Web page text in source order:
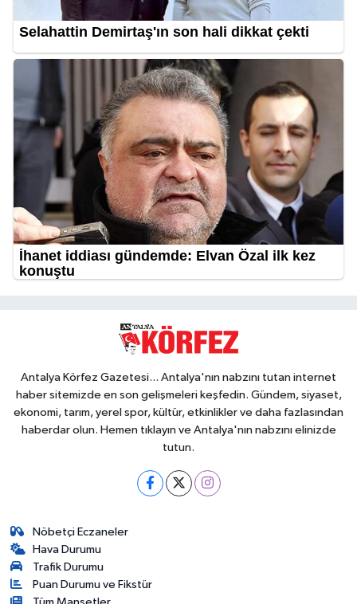
Antalya Körfez Gazetesi... Antalya'nın nabzını tutan internet
haber sitemizde en son gelişmeleri keşfedin. Gündem, siyaset,
ekonomi, tarım, yerel spor, kültür, etkinlikler ve daha fazlasından
haberdar olun. Hemen tıklayın ve Antalya'nın nabzını elinizde
tutun.
Nöbetçi Eczaneler
Hava Durumu
Trafik Durumu
Puan Durumu ve Fikstür
Tüm Manşetler